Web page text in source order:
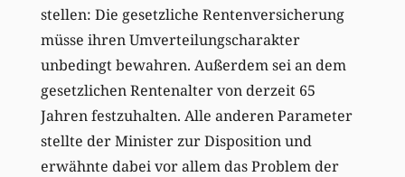
stellen: Die gesetzliche Rentenversicherung
müsse ihren Umverteilungscharakter
unbedingt bewahren. Außerdem sei an dem
gesetzlichen Rentenalter von derzeit 65
Jahren festzuhalten. Alle anderen Parameter
stellte der Minister zur Disposition und
erwähnte dabei vor allem das Problem der